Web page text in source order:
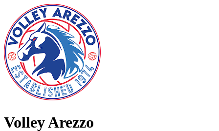
Volley Arezzo